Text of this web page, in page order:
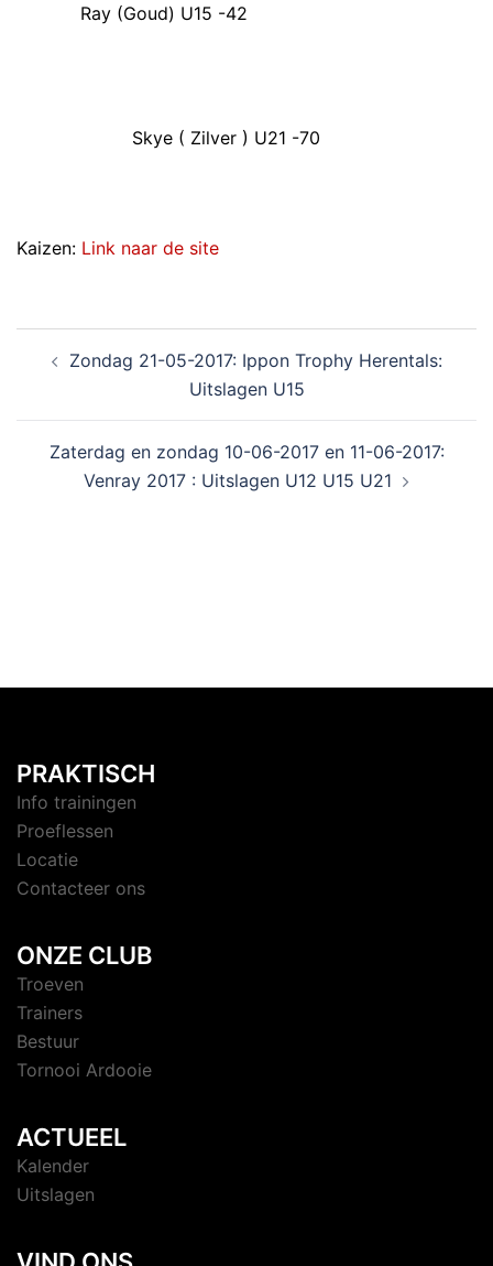
Ray (Goud) U15 -42
Skye ( Zilver ) U21 -70
Kaizen: Link naar de site
Zondag 21-05-2017: Ippon Trophy Herentals:
Uitslagen U15
Zaterdag en zondag 10-06-2017 en 11-06-2017:
Venray 2017 : Uitslagen U12 U15 U21
PRAKTISCH
Info trainingen
Proeflessen
Locatie
Contacteer ons
ONZE CLUB
Troeven
Trainers
Bestuur
Tornooi Ardooie
ACTUEEL
Kalender
Uitslagen